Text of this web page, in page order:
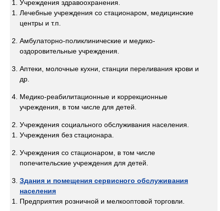
Учреждения здравоохранения.
Лечебные учреждения со стационаром, медицинские
центры и т.п.
Амбулаторно-поликлинические и медико-
оздоровительные учреждения.
Аптеки, молочные кухни, станции переливания крови и
др.
Медико-реабилитационные и коррекционные
учреждения, в том числе для детей.
Учреждения социального обслуживания населения.
Учреждения без стационара.
Учреждения со стационаром, в том числе
попечительские учреждения для детей.
Здания и помещения сервисного обслуживания
населения
Предприятия розничной и мелкооптовой торговли.